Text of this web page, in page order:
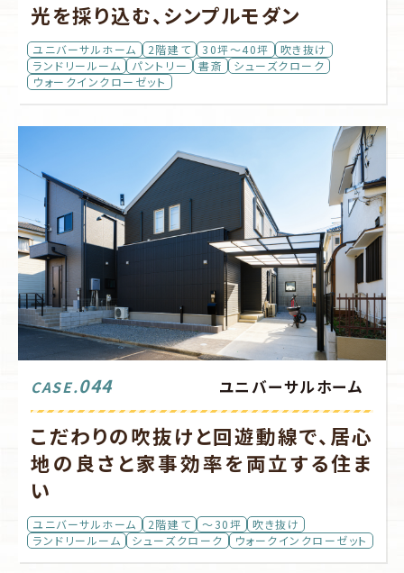
光を採り込む、シンプルモダン
ユニバーサルホーム 2階建て 30坪～40坪
吹き抜け
ランドリールーム
パントリー 書斎
シューズクローク
ウォークインクローゼット
CASE.044 ユニバーサルホーム
こだわりの吹抜けと回遊動線で、居心
地の良さと家事効率を両立する住ま
い
ユニバーサルホーム 2階建て ～30坪
吹き抜け
ランドリールーム
シューズクローク ウォークインクローゼット